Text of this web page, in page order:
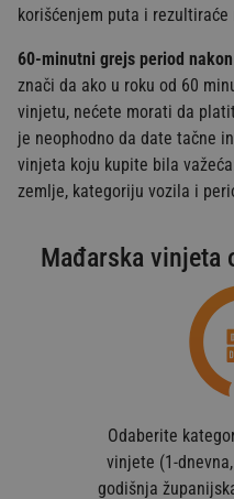
korišćenjem puta i rezultiraće
60-minutni grejs period
znači da ako u roku od 60
vinjetu, nećete morati da
je neophodno da date tačne
vinjeta koju kupite bila
zemlje, kategoriju vozila i
Mađarska vinjeta
Odaberite
vinjete (1-
godišnja